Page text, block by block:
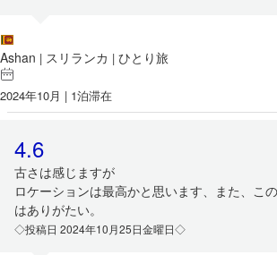
Ashan | スリランカ | ひとり旅
2024年10月 | 1泊滞在
4.6
古さは感じますが
ロケーションは最高かと思います、また、こ
はありがたい。
◇投稿日 2024年10月25日金曜日◇